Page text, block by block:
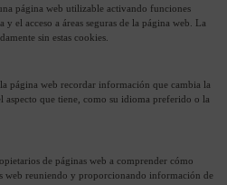
página web utilizable activando funciones
el acceso a áreas seguras de la página web. La
sin estas cookies.
página web recordar información que cambia la
aspecto que tiene, como su idioma preferido o la
de páginas web a comprender cómo
web reuniendo y proporcionando información de